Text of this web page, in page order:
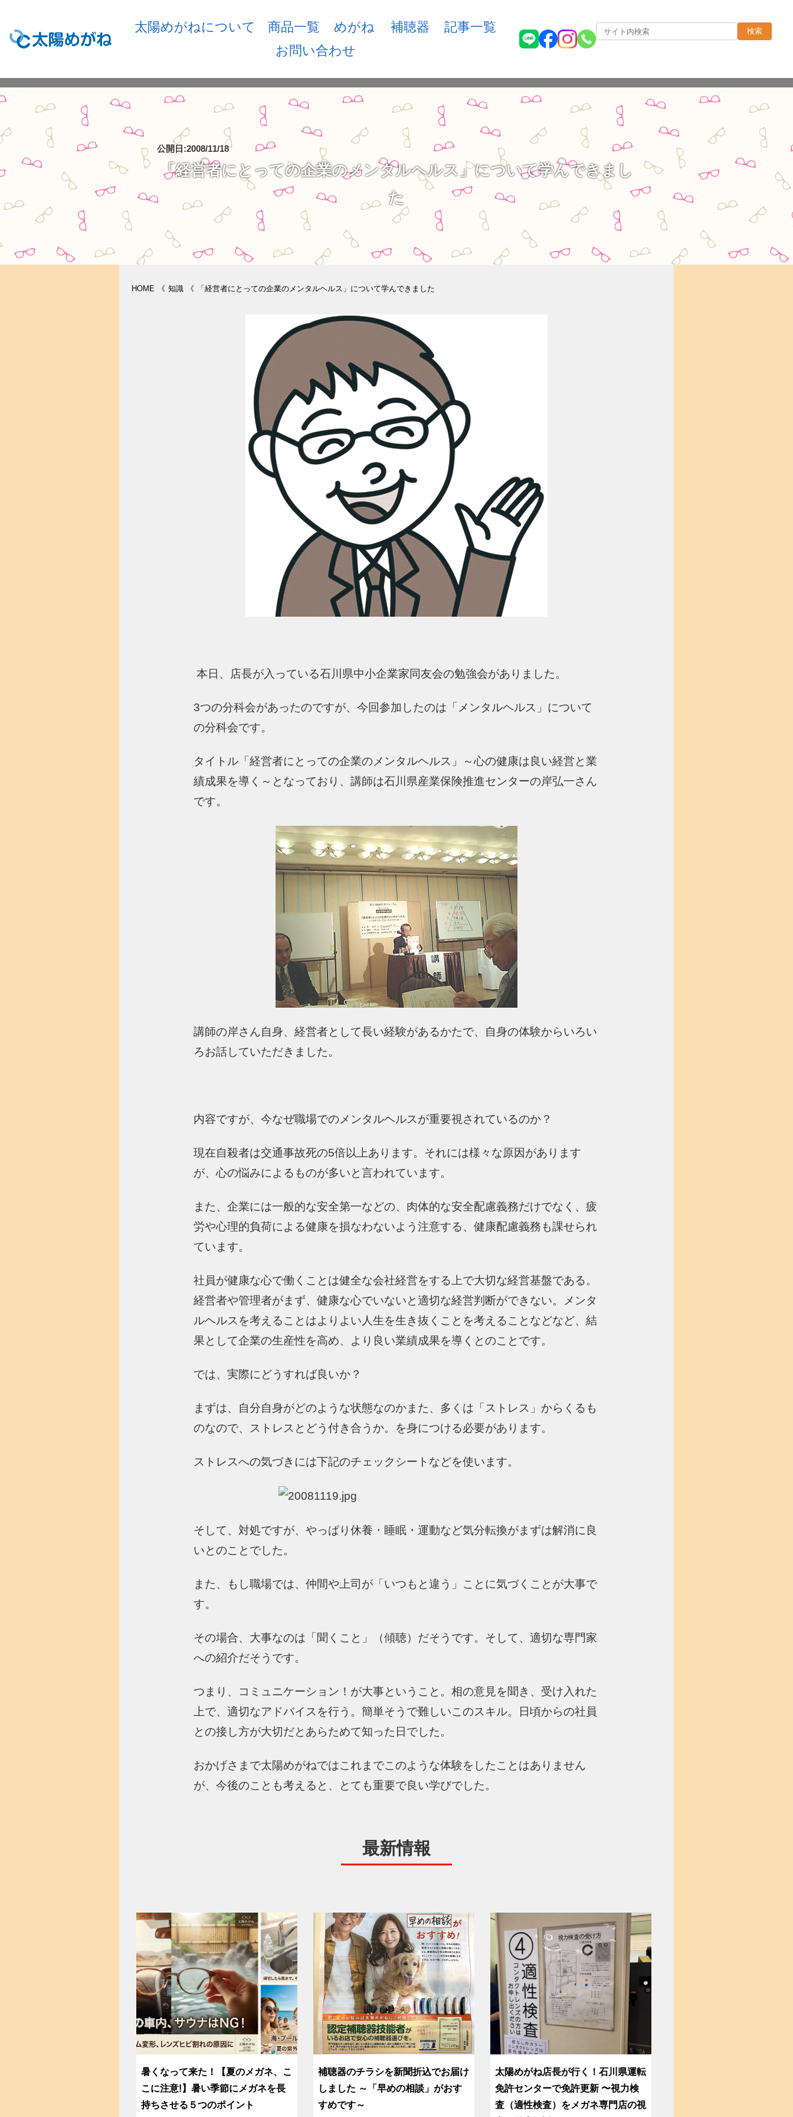
太陽めがねについて 商品一覧 めがね 補聴器
記事一覧
お問い合わせ
検索
公開日:2008/11/18
「経営者にとっての企業のメンタルヘルス」について学んできまし
た
HOME 《 知識 《 「経営者にとっての企業のメンタルヘルス」について学んできました
本日、店長が入っている石川県中小企業家同友会の勉強会がありました。
3つの分科会があったのですが、今回参加したのは「メンタルヘルス」について
の分科会です。
タイトル「経営者にとっての企業のメンタルヘルス」～心の健康は良い経営と業
績成果を導く～となっており、講師は石川県産業保険推進センターの岸弘一さん
です。
講師の岸さん自身、経営者として長い経験があるかたで、自身の体験からいろい
ろお話していただきました。
内容ですが、今なぜ職場でのメンタルヘルスが重要視されているのか？
現在自殺者は交通事故死の5倍以上あります。それには様々な原因があります
が、心の悩みによるものが多いと言われています。
また、企業には一般的な安全第一などの、肉体的な安全配慮義務だけでなく、疲
労や心理的負荷による健康を損なわないよう注意する、健康配慮義務も課せられ
ています。
社員が健康な心で働くことは健全な会社経営をする上で大切な経営基盤である。
経営者や管理者がまず、健康な心でいないと適切な経営判断ができない。メンタ
ルヘルスを考えることはよりよい人生を生き抜くことを考えることなどなど、結
果として企業の生産性を高め、より良い業績成果を導くとのことです。
では、実際にどうすれば良いか？
まずは、自分自身がどのような状態なのかまた、多くは「ストレス」からくるも
のなので、ストレスとどう付き合うか。を身につける必要があります。
ストレスへの気づきには下記のチェックシートなどを使います。
そして、対処ですが、やっぱり休養・睡眠・運動など気分転換がまずは解消に良
いとのことでした。
また、もし職場では、仲間や上司が「いつもと違う」ことに気づくことが大事で
す。
その場合、大事なのは「聞くこと」（傾聴）だそうです。そして、適切な専門家
への紹介だそうです。
つまり、コミュニケーション！が大事ということ。相の意見を聞き、受け入れた
上で、適切なアドバイスを行う。簡単そうで難しいこのスキル。日頃からの社員
との接し方が大切だとあらためて知った日でした。
おかげさまで太陽めがねではこれまでこのような体験をしたことはありません
が、今後のことも考えると、とても重要で良い学びでした。
最新情報
暑くなって来た！【夏のメガネ、こ
こに注意!】暑い季節にメガネを長
持ちさせる５つのポイント
補聴器のチラシを新聞折込でお届け
しました ～「早めの相談」がおす
すめです～
太陽めがね店長が行く！石川県運転
免許センターで免許更新 〜視力検
査（適性検査）をメガネ専門店の視